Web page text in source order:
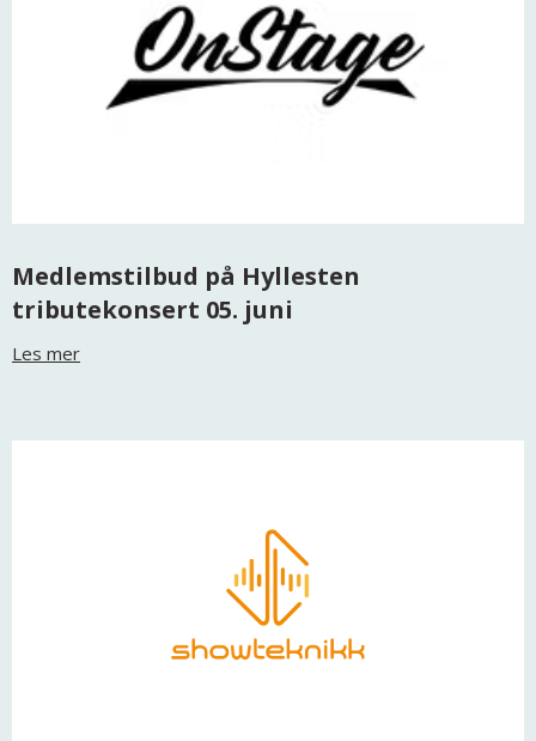
Medlemstilbud på Hyllesten
tributekonsert 05. juni
Les mer